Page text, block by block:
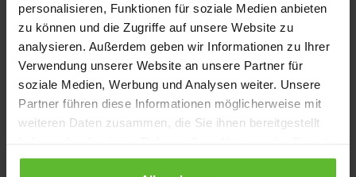
personalisieren, Funktionen für soziale Medien anbieten
zu können und die Zugriffe auf unsere Website zu
analysieren. Außerdem geben wir Informationen zu Ihrer
Verwendung unserer Website an unsere Partner für
soziale Medien, Werbung und Analysen weiter. Unsere
Partner führen diese Informationen möglicherweise mit
weiteren Daten zusammen, die Sie ihnen bereitgestellt
gesammelt haben.
Application error: a client-side exception has occurred
loading www.kurzwego.de (see the browser console for more
information).